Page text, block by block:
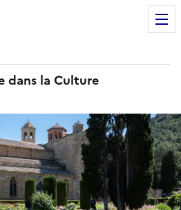
dans la Culture